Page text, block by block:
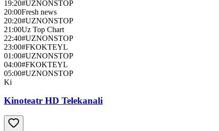
19:20#UZNONSTOP
20:00Fresh news
20:20#UZNONSTOP
21:00Uz Top Chart
22:40#UZNONSTOP
23:00#FKOKTEYL
01:00#UZNONSTOP
04:00#FKOKTEYL
05:00#UZNONSTOP
Ki
Kinoteatr HD Telekanali